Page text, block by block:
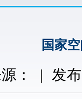
国家
： | 发